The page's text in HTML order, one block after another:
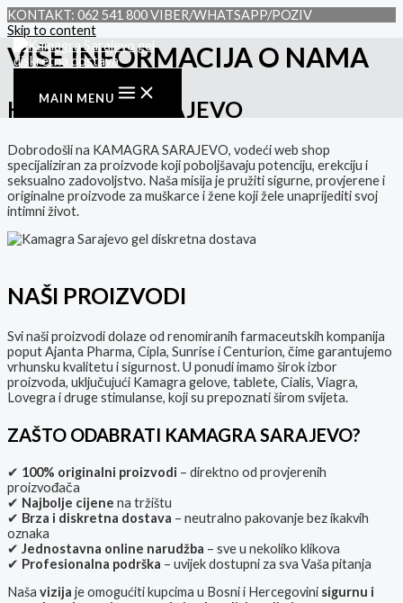
KONTAKT: 062 541 800 VIBER/WHATSAPP/POZIV
Skip to content
MAIN MENU
VIŠE INFORMACIJA O NAMA
KAMAGRA SARAJEVO
Dobrodošli na KAMAGRA SARAJEVO, vodeći web shop
specijaliziran za proizvode koji poboljšavaju potenciju, erekciju i
seksualno zadovoljstvo. Naša misija je pružiti sigurne, provjerene i
originalne proizvode za muškarce i žene koji žele unaprijediti svoj
intimni život.
NAŠI PROIZVODI
Svi naši proizvodi dolaze od renomiranih farmaceutskih kompanija
poput Ajanta Pharma, Cipla, Sunrise i Centurion, čime garantujemo
vrhunsku kvalitetu i sigurnost. U ponudi imamo širok izbor
proizvoda, uključujući Kamagra gelove, tablete, Cialis, Viagra,
Lovegra i druge stimulanse, koji su prepoznati širom svijeta.
ZAŠTO ODABRATI KAMAGRA SARAJEVO?
✔ 100% originalni proizvodi – direktno od provjerenih
proizvođača
✔ Najbolje cijene na tržištu
✔ Brza i diskretna dostava – neutralno pakovanje bez ikakvih
oznaka
✔ Jednostavna online narudžba – sve u nekoliko klikova
✔ Profesionalna podrška – uvijek dostupni za sva Vaša pitanja
Naša vizija je omogućiti kupcima u Bosni i Hercegovini sigurnu i